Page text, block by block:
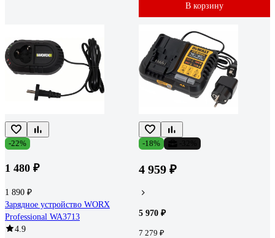
В корзину
-22%
1 480 ₽
1 890 ₽
Зарядное устройство WORX
Professional WA3713
4.9
-18%
4 959 ₽
5 970 ₽
7 279 ₽